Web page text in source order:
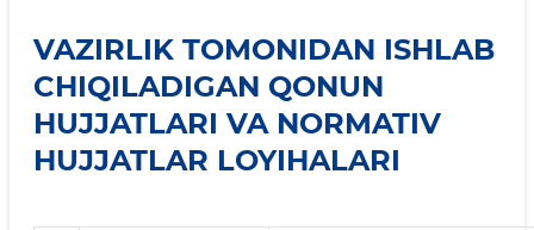
VAZIRLIK TOMONIDAN ISHLAB
CHIQILADIGAN QONUN
HUJJATLARI VA NORMATIV
HUJJATLAR LOYIHALARI